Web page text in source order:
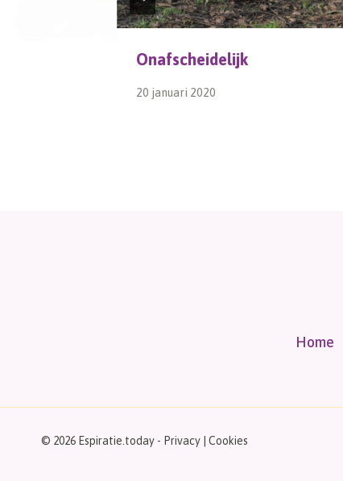
Onafscheidelijk
20 januari 2020
Home
© 2026 Espiratie.today - Privacy Cookies